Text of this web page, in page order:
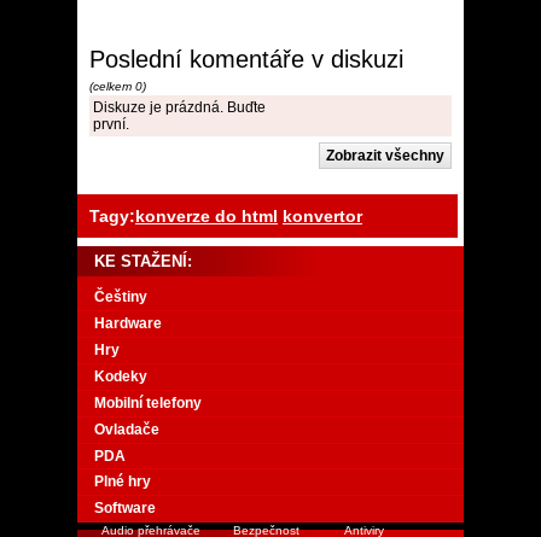
Poslední komentáře v diskuzi
(celkem 0)
Diskuze je prázdná. Buďte
první.
Tagy:konverze do html konvertor
KE STAŽENÍ:
Češtiny
Hardware
Hry
Kodeky
Mobilní telefony
Ovladače
PDA
Plné hry
Software
Audio přehrávače Bezpečnost
Antiviry